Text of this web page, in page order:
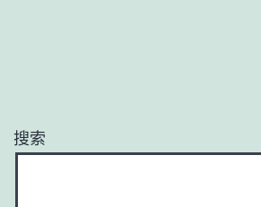
搜索